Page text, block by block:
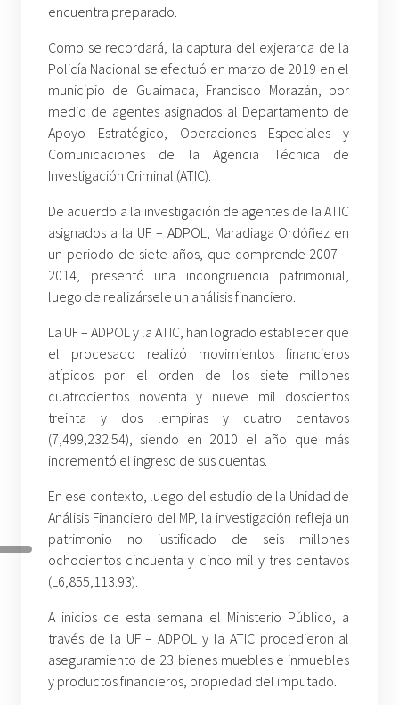
encuentra preparado.
Como se recordará, la captura del exjerarca de la
Policía Nacional se efectuó en marzo de 2019 en el
municipio de Guaimaca, Francisco Morazán, por
medio de agentes asignados al Departamento de
Apoyo Estratégico, Operaciones Especiales y
Comunicaciones de la Agencia Técnica de
Investigación Criminal (ATIC).
De acuerdo a la investigación de agentes de la ATIC
asignados a la UF – ADPOL, Maradiaga Ordóñez en
un periodo de siete años, que comprende 2007 –
2014, presentó una incongruencia patrimonial,
luego de realizársele un análisis financiero.
La UF – ADPOL y la ATIC, han logrado establecer que
el procesado realizó movimientos financieros
atípicos por el orden de los siete millones
cuatrocientos noventa y nueve mil doscientos
treinta y dos lempiras y cuatro centavos
(7,499,232.54), siendo en 2010 el año que más
incrementó el ingreso de sus cuentas.
En ese contexto, luego del estudio de la Unidad de
Análisis Financiero del MP, la investigación refleja un
patrimonio no justificado de seis millones
ochocientos cincuenta y cinco mil y tres centavos
(L6,855,113.93).
A inicios de esta semana el Ministerio Público, a
través de la UF – ADPOL y la ATIC procedieron al
aseguramiento de 23 bienes muebles e inmuebles
y productos financieros, propiedad del imputado.